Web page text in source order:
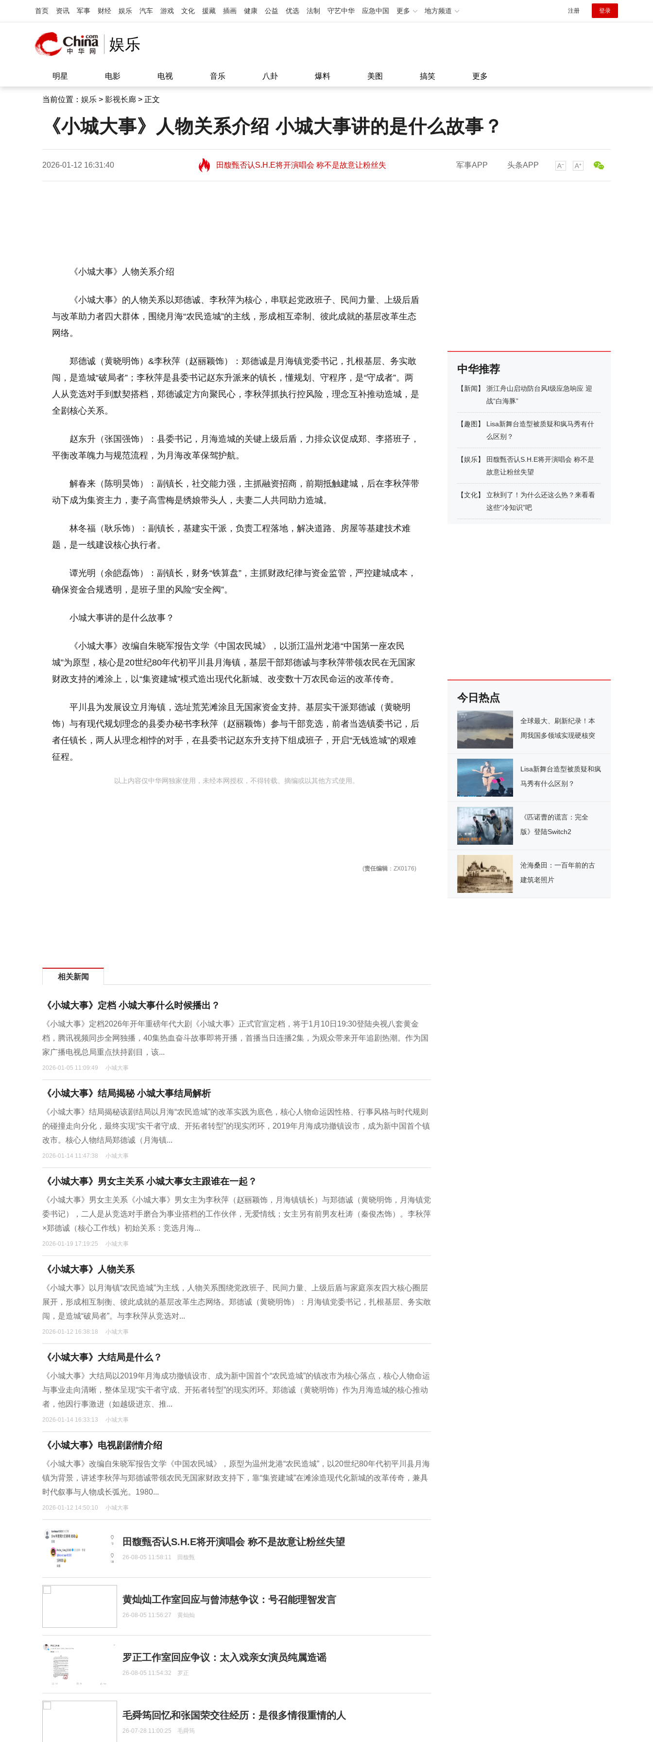
首页 资讯 军事 财经 娱乐 汽车 游戏 文化 援藏 插画 健康 公益 优选 法制 守艺中华 应急中国 更多 地方频道 注册 登录
娱乐
明星 电影 电视 音乐 八卦 爆料 美图 搞笑 更多
当前位置： 娱乐 > 影视长廊 > 正文
《小城大事》人物关系介绍 小城大事讲的是什么故事？
2026-01-12 16:31:40
田馥甄否认S.H.E将开演唱会 称不是故意让粉丝失
望11:08
田馥甄否认S.H.E将开演唱会 称不是故意让粉丝失
军事APP 头条APP
《小城大事》人物关系介绍
《小城大事》的人物关系以郑德诚、李秋萍为核心，串联起党政班子、民间力量、上级后盾
与改革助力者四大群体，围绕月海“农民造城”的主线，形成相互牵制、彼此成就的基层改革生态
网络。
郑德诚（黄晓明饰）&李秋萍（赵丽颖饰）：郑德诚是月海镇党委书记，扎根基层、务实敢
闯，是造城“破局者”；李秋萍是县委书记赵东升派来的镇长，懂规划、守程序，是“守成者”。两
人从竞选对手到默契搭档，郑德诚定方向聚民心，李秋萍抓执行控风险，理念互补推动造城，是
全剧核心关系。
赵东升（张国强饰）：县委书记，月海造城的关键上级后盾，力排众议促成郑、李搭班子，
平衡改革魄力与规范流程，为月海改革保驾护航。
解春来（陈明昊饰）：副镇长，社交能力强，主抓融资招商，前期抵触建城，后在李秋萍带
动下成为集资主力，妻子高雪梅是绣娘带头人，夫妻二人共同助力造城。
林冬福（耿乐饰）：副镇长，基建实干派，负责工程落地，解决道路、房屋等基建技术难
题，是一线建设核心执行者。
谭光明（余皑磊饰）：副镇长，财务“铁算盘”，主抓财政纪律与资金监管，严控建城成本，
确保资金合规透明，是班子里的风险“安全阀”。
小城大事讲的是什么故事？
《小城大事》改编自朱晓军报告文学《中国农民城》，以浙江温州龙港“中国第一座农民
城”为原型，核心是20世纪80年代初平川县月海镇，基层干部郑德诚与李秋萍带领农民在无国家
财政支持的滩涂上，以“集资建城”模式造出现代化新城、改变数十万农民命运的改革传奇。
平川县为发展设立月海镇，选址荒芜滩涂且无国家资金支持。基层实干派郑德诚（黄晓明
饰）与有现代规划理念的县委办秘书李秋萍（赵丽颖饰）参与干部竞选，前者当选镇委书记，后
者任镇长，两人从理念相悖的对手，在县委书记赵东升支持下组成班子，开启“无钱造城”的艰难
征程。
以上内容仅中华网独家使用，未经本网授权，不得转载、摘编或以其他方式使用。
(责任编辑 ：ZX0176)
相关新闻
《小城大事》定档 小城大事什么时候播出？
《小城大事》定档2026年开年重磅年代大剧《小城大事》正式官宣定档，将于1月10日19:30登陆央视八套黄金
档，腾讯视频同步全网独播，40集热血奋斗故事即将开播，首播当日连播2集，为观众带来开年追剧热潮。作为国
家广播电视总局重点扶持剧目，该...
2026-01-05 11:09:49 小城大事
《小城大事》结局揭秘 小城大事结局解析
《小城大事》结局揭秘该剧结局以月海“农民造城”的改革实践为底色，核心人物命运因性格、行事风格与时代规则
的碰撞走向分化，最终实现“实干者守成、开拓者转型”的现实闭环，2019年月海成功撤镇设市，成为新中国首个镇
改市。核心人物结局郑德诚（月海镇...
2026-01-14 11:47:38 小城大事
《小城大事》男女主关系 小城大事女主跟谁在一起？
《小城大事》男女主关系《小城大事》男女主为李秋萍（赵丽颖饰，月海镇镇长）与郑德诚（黄晓明饰，月海镇党
委书记），二人是从竞选对手磨合为事业搭档的工作伙伴，无爱情线；女主另有前男友杜涛（秦俊杰饰）。李秋萍
×郑德诚（核心工作线）初始关系：竞选月海...
2026-01-19 17:19:25 小城大事
《小城大事》人物关系
《小城大事》以月海镇“农民造城”为主线，人物关系围绕党政班子、民间力量、上级后盾与家庭亲友四大核心圈层
展开，形成相互制衡、彼此成就的基层改革生态网络。郑德诚（黄晓明饰）：月海镇党委书记，扎根基层、务实敢
闯，是造城“破局者”。与李秋萍从竞选对...
2026-01-12 16:38:18 小城大事
《小城大事》大结局是什么？
《小城大事》大结局以2019年月海成功撤镇设市、成为新中国首个“农民造城”的镇改市为核心落点，核心人物命运
与事业走向清晰，整体呈现“实干者守成、开拓者转型”的现实闭环。郑德诚（黄晓明饰）作为月海造城的核心推动
者，他因行事激进（如越级进京、推...
2026-01-14 16:33:13 小城大事
《小城大事》电视剧剧情介绍
《小城大事》改编自朱晓军报告文学《中国农民城》，原型为温州龙港“农民造城”，以20世纪80年代初平川县月海
镇为背景，讲述李秋萍与郑德诚带领农民无国家财政支持下，靠“集资建城”在滩涂造现代化新城的改革传奇，兼具
时代叙事与人物成长弧光。1980...
2026-01-12 14:50:10 小城大事
田馥甄否认S.H.E将开演唱会 称不是故意让粉丝失望
26-08-05 11:58:11 田馥甄
黄灿灿工作室回应与曾沛慈争议：号召能理智发言
26-08-05 11:56:27 黄灿灿
罗正工作室回应争议：太入戏亲女演员纯属造谣
26-08-05 11:54:32 罗正
毛舜筠回忆和张国荣交往经历：是很多情很重情的人
26-07-28 11:00:25 毛舜筠
中华推荐
【新闻】
浙江舟山启动防台风Ⅰ级应急响应 迎
战“白海豚”
【趣图 】
Lisa新舞台造型被质疑和疯马秀有什
么区别？
【娱乐】
田馥甄否认S.H.E将开演唱会 称不是
故意让粉丝失望
【文化】
立秋到了！为什么还这么热？来看看
这些“冷知识”吧
今日热点
全球最大、刷新纪录！本
周我国多领域实现硬核突
Lisa新舞台造型被质疑和疯
马秀有什么区别？
《匹诺曹的谎言：完全
版》登陆Switch2
沧海桑田：一百年前的古
建筑老照片